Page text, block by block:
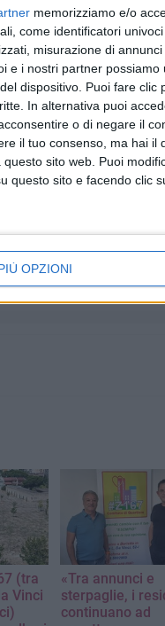
memorizziamo e/o
come identificatori
misurazione di
e i nostri partner
dispositivo. Puoi fare
In alternativa puoi
o di negare il
il tuo consenso, ma hai
sito web. Puoi
questo sito e facendo clic
OPZIONI
riferimento all'invio
un contenzioso
tensione attorno ai
urbanistico posto
edilizio, dalla
alla qualità della vita dei
sul profondo
e che ha portato tanti
e difficile».
(tra
Vinci
«Tra annunci e
sterpaglie, i
continuano ad